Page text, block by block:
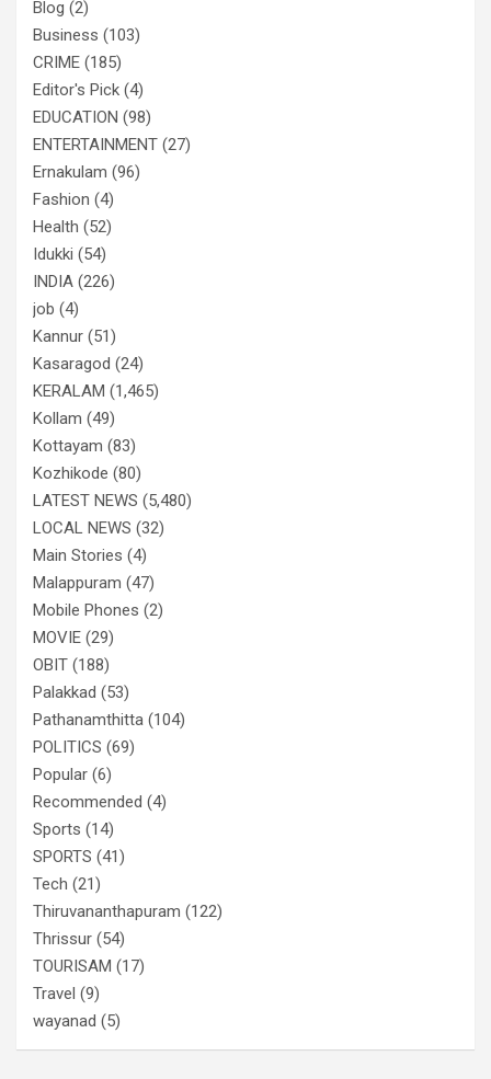
Blog (2)
Business (103)
CRIME (185)
Editor's Pick (4)
EDUCATION (98)
ENTERTAINMENT (27)
Ernakulam (96)
Fashion (4)
Health (52)
Idukki (54)
INDIA (226)
job (4)
Kannur (51)
Kasaragod (24)
KERALAM (1,465)
Kollam (49)
Kottayam (83)
Kozhikode (80)
LATEST NEWS (5,480)
LOCAL NEWS (32)
Main Stories (4)
Malappuram (47)
Mobile Phones (2)
MOVIE (29)
OBIT (188)
Palakkad (53)
Pathanamthitta (104)
POLITICS (69)
Popular (6)
Recommended (4)
Sports (14)
SPORTS (41)
Tech (21)
Thiruvananthapuram (122)
Thrissur (54)
TOURISAM (17)
Travel (9)
wayanad (5)